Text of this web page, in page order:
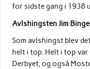
for sidste gang i 1938
Avlshingsten Jim
Som avlshingst blev
helt i top. Helt i top var
Derbyet, og også